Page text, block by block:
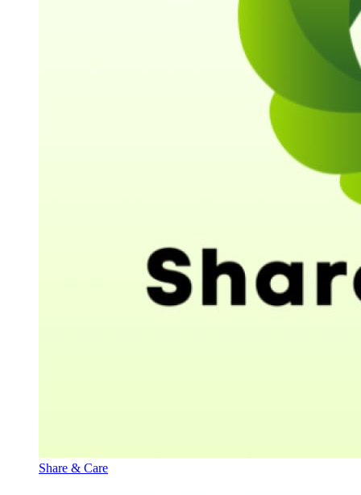
Share & Care